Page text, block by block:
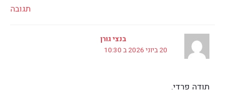
תגובה
בנצי גורן
20 ביוני 2026 ב 10:30
תודה פרדי.